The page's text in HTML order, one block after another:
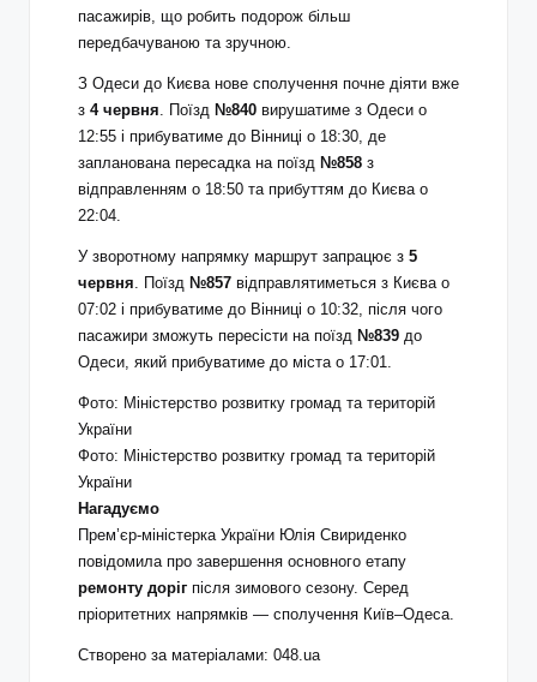
пасажирів, що робить подорож більш
передбачуваною та зручною.
З Одеси до Києва нове сполучення почне діяти вже
з 4 червня. Поїзд №840 вирушатиме з Одеси о
12:55 і прибуватиме до Вінниці о 18:30, де
запланована пересадка на поїзд №858 з
відправленням о 18:50 та прибуттям до Києва о
22:04.
У зворотному напрямку маршрут запрацює з 5
червня. Поїзд №857 відправлятиметься з Києва о
07:02 і прибуватиме до Вінниці о 10:32, після чого
пасажири зможуть пересісти на поїзд №839 до
Одеси, який прибуватиме до міста о 17:01.
Фото: Міністерство розвитку громад та територій
України
Фото: Міністерство розвитку громад та територій
України
Нагадуємо
Прем’єр-міністерка України Юлія Свириденко
повідомила про завершення основного етапу
ремонту доріг після зимового сезону. Серед
пріоритетних напрямків — сполучення Київ–Одеса.
Створено за матеріалами: 048.ua